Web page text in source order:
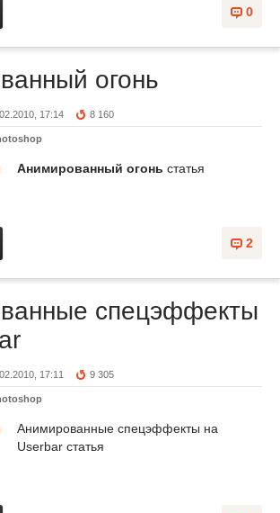
0
огонь
17:14 8 160
Анимированный огонь статья
2
спецэффекты
17:11 9 305
Анимированные спецэффекты на
Userbar статья